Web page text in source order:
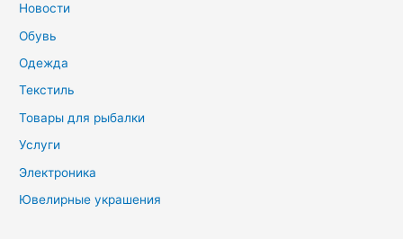
Новости
Обувь
Одежда
Текстиль
Товары для рыбалки
Услуги
Электроника
Ювелирные украшения